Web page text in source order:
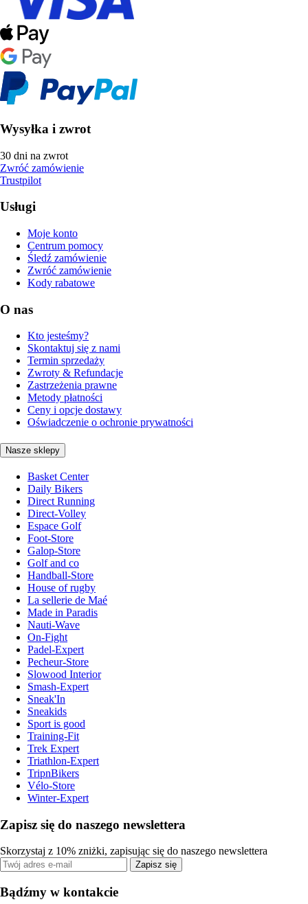
Wysyłka i zwrot
30 dni na zwrot
Zwróć zamówienie
Trustpilot
Usługi
Moje konto
Centrum pomocy
Śledź zamówienie
Zwróć zamówienie
Kody rabatowe
O nas
Kto jesteśmy?
Skontaktuj się z nami
Termin sprzedaży
Zwroty & Refundacje
Zastrzeżenia prawne
Metody płatności
Ceny i opcje dostawy
Oświadczenie o ochronie prywatności
Nasze sklepy
Basket Center
Daily Bikers
Direct Running
Direct-Volley
Espace Golf
Foot-Store
Galop-Store
Golf and co
Handball-Store
House of rugby
La sellerie de Maé
Made in Paradis
Nauti-Wave
On-Fight
Padel-Expert
Pecheur-Store
Slowood Interior
Smash-Expert
Sneak'In
Sneakids
Sport is good
Training-Fit
Trek Expert
Triathlon-Expert
TripnBikers
Vélo-Store
Winter-Expert
Zapisz się do naszego newslettera
Skorzystaj z 10% zniżki, zapisując się do naszego newslettera
Zapisz się
Bądźmy w kontakcie